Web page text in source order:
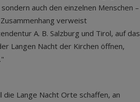
auch den einzelnen Menschen –
verweist
A. B. Salzburg und Tirol, auf das
Langen Nacht der Kirchen öffnen,
Lange Nacht Orte schaffen, an